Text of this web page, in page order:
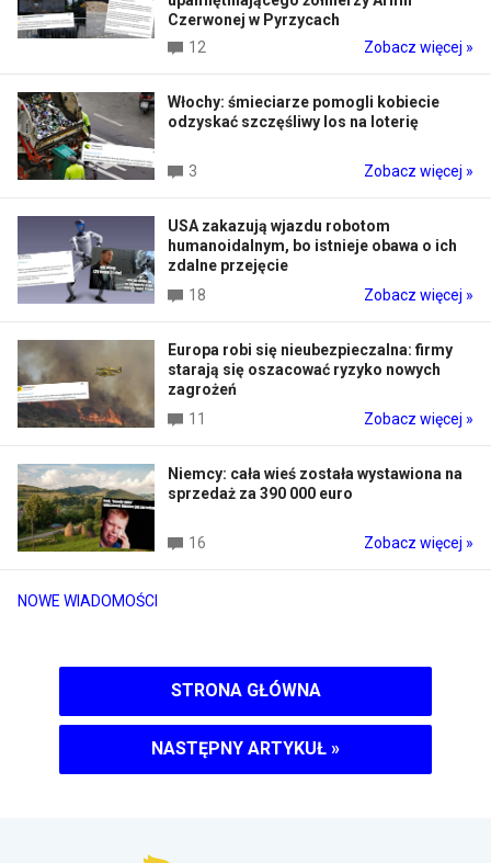
NOWE WIADOMOŚCI
Czerwonej w Pyrzycach
12
Zobacz więcej »
Włochy: śmieciarze pomogli kobiecie
odzyskać szczęśliwy los na loterię
3 Zobacz więcej »
USA zakazują wjazdu robotom
humanoidalnym, bo istnieje obawa o ich
zdalne przejęcie
18
Zobacz więcej »
Europa robi się nieubezpieczalna: firmy
starają się oszacować ryzyko nowych
zagrożeń
11
Zobacz więcej »
Niemcy: cała wieś została wystawiona na
sprzedaż za 390 000 euro
16 Zobacz więcej »
STRONA GŁÓWNA
NASTĘPNY ARTYKUŁ »